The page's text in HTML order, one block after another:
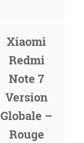
Xiaomi
Redmi
Note 7
Version
Globale –
Rouge